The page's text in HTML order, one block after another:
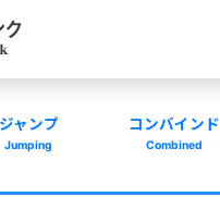
ジャンプ
Jumping
コンバインド
Combined